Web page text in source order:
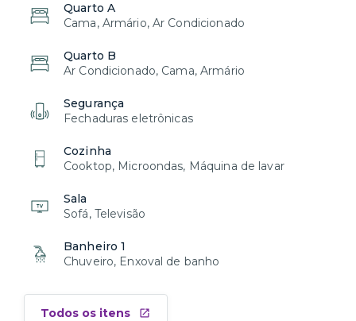
Quarto A
Cama, Armário, Ar Condicionado
Quarto B
Ar Condicionado, Cama, Armário
Segurança
Fechaduras eletrônicas
Cozinha
Cooktop, Microondas, Máquina de lavar
Sala
Sofá, Televisão
Banheiro 1
Chuveiro, Enxoval de banho
Todos os itens